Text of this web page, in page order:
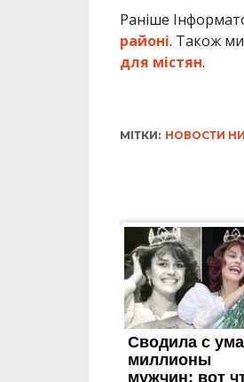
Раніше
районі. Також
для містян.
МІТКИ: НОВОСТИ